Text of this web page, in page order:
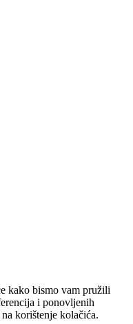
kako bismo vam pružili
i ponovljenih
korištenje kolačića.